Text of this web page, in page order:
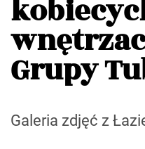
Grupy
Galeria zdjęć z